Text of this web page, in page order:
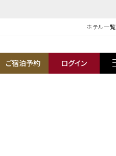
ホテル一覧
ご宿泊予約 ログイン